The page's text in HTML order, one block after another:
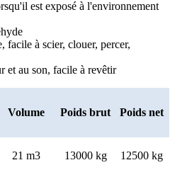
est exposé à l'environnement
facile à scier, clouer, percer,
et au son, facile à revêtir
Volume Poids brut Poids net
21 m3 13000 kg 12500 kg